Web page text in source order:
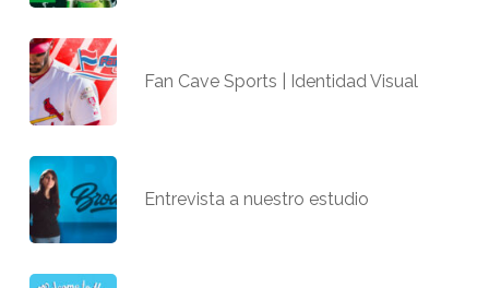
Fan Cave Sports | Identidad Visual
Entrevista a nuestro estudio